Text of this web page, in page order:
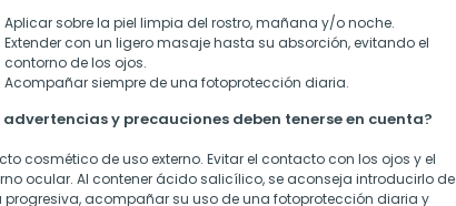
Aplicar sobre la piel limpia del rostro, mañana y/o noche.
Extender con un ligero masaje hasta su absorción, evitando el
contorno de los ojos.
Acompañar siempre de una fotoprotección diaria.
advertencias y precauciones deben tenerse en cuenta?
cosmético de uso externo. Evitar el contacto con los ojos y el
ocular. Al contener ácido salicílico, se aconseja introducirlo de
progresiva, acompañar su uso de una fotoprotección diaria y